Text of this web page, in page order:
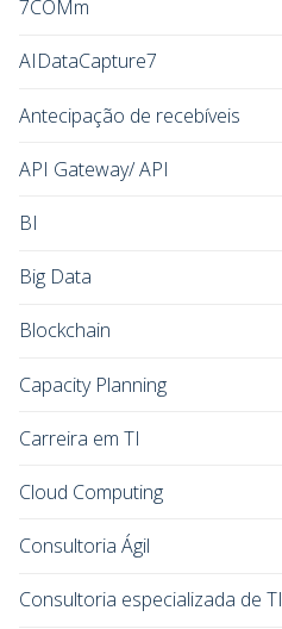
7COMm
AIDataCapture7
Antecipação de recebíveis
API Gateway/ API
BI
Big Data
Blockchain
Capacity Planning
Carreira em TI
Cloud Computing
Consultoria Ágil
Consultoria especializada de TI